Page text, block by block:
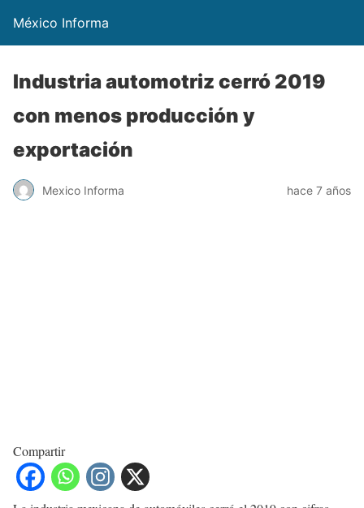
México Informa
Industria automotriz cerró 2019
con menos producción y
exportación
Mexico Informa hace 7 años
Compartir